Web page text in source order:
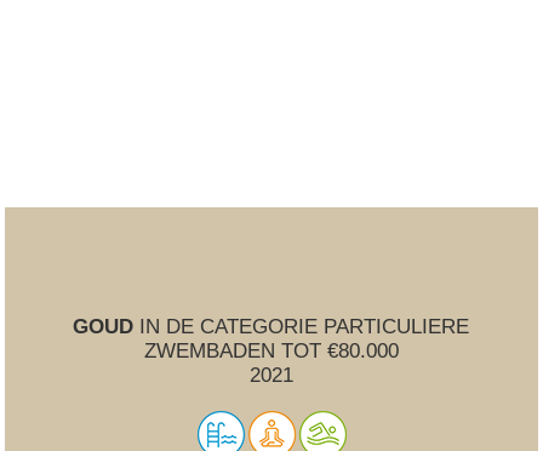
GOUD IN DE CATEGORIE PARTICULIERE
ZWEMBADEN TOT €80.000
2021